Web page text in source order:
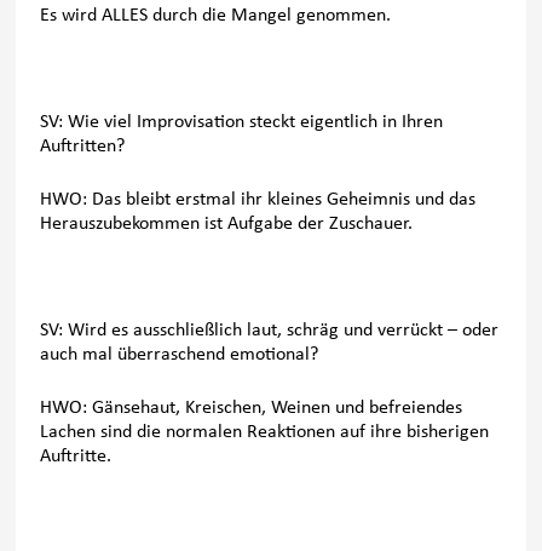
Es wird ALLES durch die Mangel genommen.
SV: Wie viel Improvisation steckt eigentlich in Ihren
Auftritten?
HWO: Das bleibt erstmal ihr kleines Geheimnis und das
Herauszubekommen ist Aufgabe der Zuschauer.
SV: Wird es ausschließlich laut, schräg und verrückt – oder
auch mal überraschend emotional?
HWO: Gänsehaut, Kreischen, Weinen und befreiendes
Lachen sind die normalen Reaktionen auf ihre bisherigen
Auftritte.